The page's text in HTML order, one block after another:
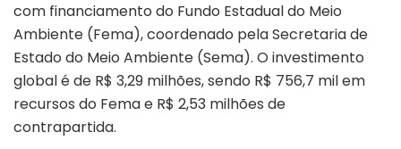
com financiamento do Fundo Estadual do Meio
Ambiente (Fema), coordenado pela Secretaria de
Estado do Meio Ambiente (Sema). O investimento
global é de R$ 3,29 milhões, sendo R$ 756,7 mil em
recursos do Fema e R$ 2,53 milhões de
contrapartida.